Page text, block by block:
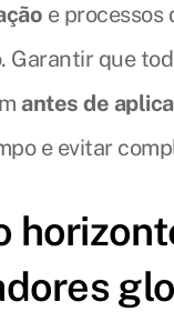
e processos
Garantir que
antes de
e evitar